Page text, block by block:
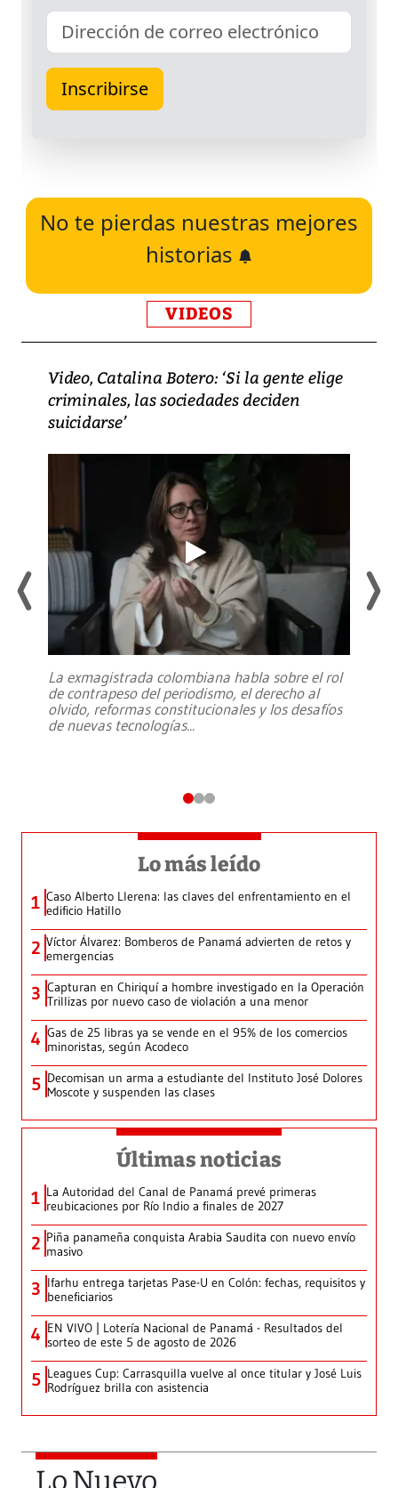
No te pierdas nuestras mejores
historias
VIDEOS
Video, Catalina Botero: ‘Si la gente elige
criminales, las sociedades deciden
suicidarse’
La exmagistrada colombiana habla sobre el rol
de contrapeso del periodismo, el derecho al
olvido, reformas constitucionales y los desafíos
de nuevas tecnologías...
Lo más leído
1 Caso Alberto Llerena: las claves del enfrentamiento en el
edificio Hatillo
2 Víctor Álvarez: Bomberos de Panamá advierten de retos y
emergencias
3 Capturan en Chiriquí a hombre investigado en la Operación
Trillizas por nuevo caso de violación a una menor
4 Gas de 25 libras ya se vende en el 95% de los comercios
minoristas, según Acodeco
5 Decomisan un arma a estudiante del Instituto José Dolores
Moscote y suspenden las clases
Últimas noticias
1 La Autoridad del Canal de Panamá prevé primeras
reubicaciones por Río Indio a finales de 2027
2 Piña panameña conquista Arabia Saudita con nuevo envío
masivo
3 Ifarhu entrega tarjetas Pase-U en Colón: fechas, requisitos y
beneficiarios
4 EN VIVO | Lotería Nacional de Panamá - Resultados del
sorteo de este 5 de agosto de 2026
5 Leagues Cup: Carrasquilla vuelve al once titular y José Luis
Rodríguez brilla con asistencia
Lo Nuevo